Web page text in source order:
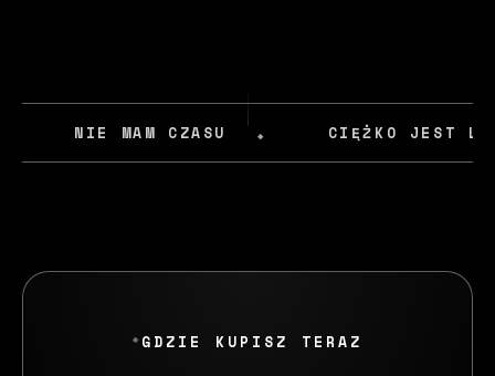
NIE MAM CZASU CIĘŻKO JEST
◆GDZIE KUPISZ TERAZ